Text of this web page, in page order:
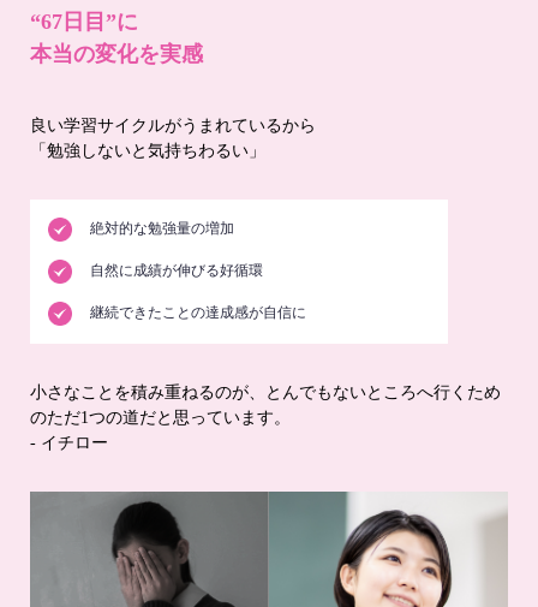
“67日目”に
本当の変化を実感
良い学習サイクルがうまれているから
「勉強しないと気持ちわるい」
絶対的な勉強量の増加
自然に成績が伸びる好循環
継続できたことの達成感が自信に
小さなことを積み重ねるのが、とんでもないところへ行くため
のただ1つの道だと思っています。
- イチロー